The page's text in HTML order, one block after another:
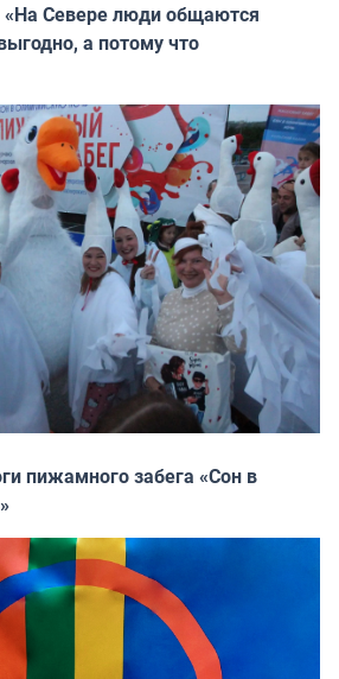
«На Севере люди общаются
а потому что
пижамного забега «Сон в